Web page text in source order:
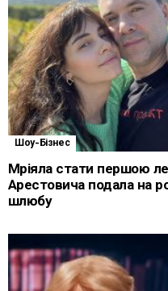
Шоу-Бізнес
Мріяла стати першою
Арестовича подала на
шлюбу